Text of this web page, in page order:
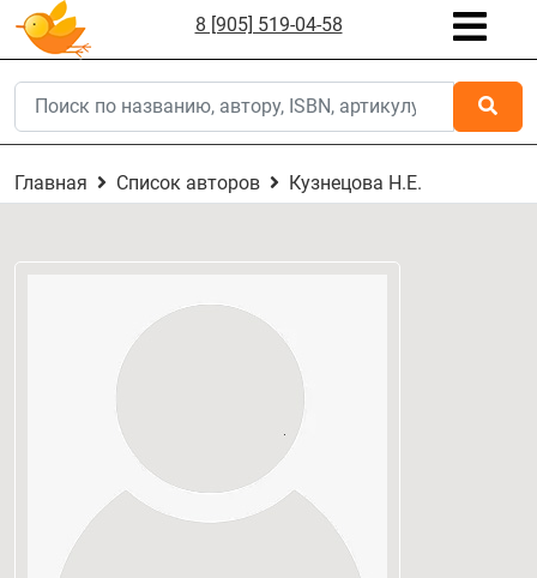
8 [905] 519-04-58
Главная Список авторов Кузнецова Н.Е.